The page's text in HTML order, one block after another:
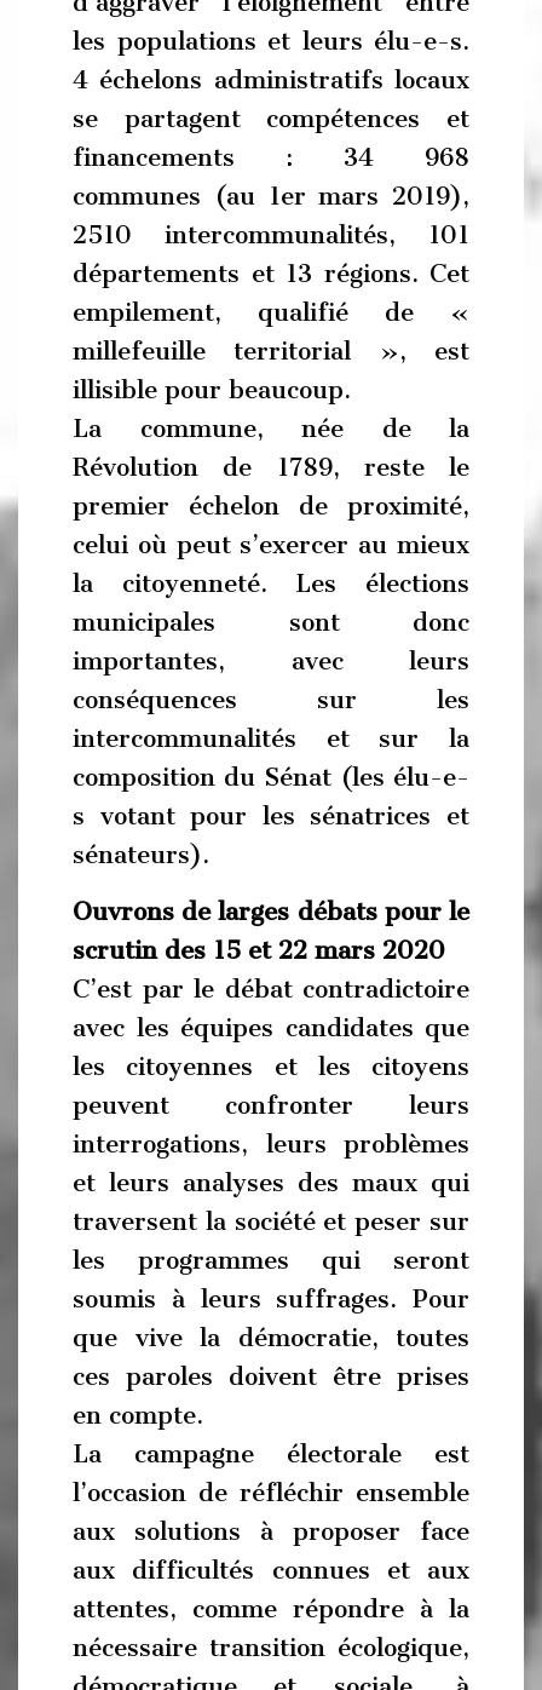
les populations et leurs élu-e-s.
4 échelons administratifs locaux
se partagent compétences et
financements : 34 968
communes (au 1er mars 2019),
2510 intercommunalités, 101
départements et 13 régions. Cet
empilement, qualifié de «
millefeuille territorial », est
illisible pour beaucoup.
La commune, née de la
Révolution de 1789, reste le
premier échelon de proximité,
celui où peut s’exercer au mieux
la citoyenneté. Les élections
municipales sont donc
importantes, avec leurs
conséquences sur les
intercommunalités et sur la
composition du Sénat (les élu-e-
s votant pour les sénatrices et
sénateurs).
Ouvrons de larges débats pour le
scrutin des 15 et 22 mars 2020
C’est par le débat contradictoire
avec les équipes candidates que
les citoyennes et les citoyens
peuvent confronter leurs
interrogations, leurs problèmes
et leurs analyses des maux qui
traversent la société et peser sur
les programmes qui seront
soumis à leurs suffrages. Pour
que vive la démocratie, toutes
ces paroles doivent être prises
en compte.
La campagne électorale est
l’occasion de réfléchir ensemble
aux solutions à proposer face
aux difficultés connues et aux
attentes, comme répondre à la
nécessaire transition écologique,